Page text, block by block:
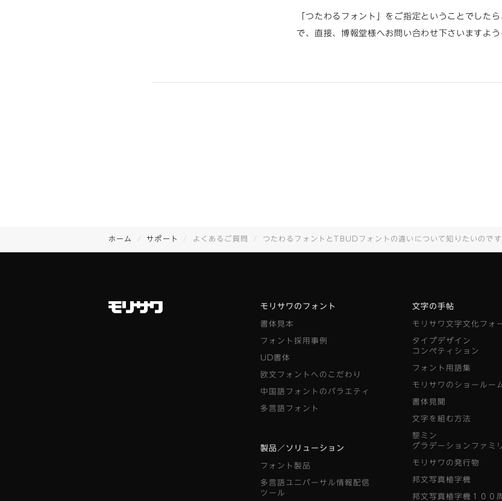
「つたわるフォント」をご指定ということでした
で、直接、博報堂様へお問い合わせ下さいますよう
ホーム サポート よくあるご質問 つたわるフォントとTBUDフォントの違いについて知りたいので
モリサワのフォント
書体見本
フォント採用事例
UD書体
欧文フォントへのこだわり
中国語フォントのバラエティ
多言語フォント
製品／ソリューション
フォント製品
多言語ユニバーサル情報配信
ツール
文字の手帖
モリサワ文字文化フォ
タイプデザイン
コンペティション
フォント用語集
モリサワのショールー
書体見聞
文字を組む方法
黎ミン
グラデーションファミ
モリサワの発行物
邦文写真植字機
邦文写真植字機１００